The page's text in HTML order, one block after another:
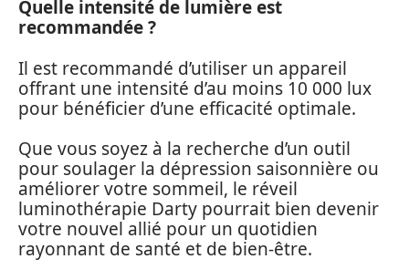
Quelle intensité de lumière est
recommandée ?
Il est recommandé d’utiliser un appareil
offrant une intensité d’au moins 10 000 lux
pour bénéficier d’une efficacité optimale.
Que vous soyez à la recherche d’un outil
pour soulager la dépression saisonnière ou
améliorer votre sommeil, le réveil
luminothérapie Darty pourrait bien devenir
votre nouvel allié pour un quotidien
rayonnant de santé et de bien-être.